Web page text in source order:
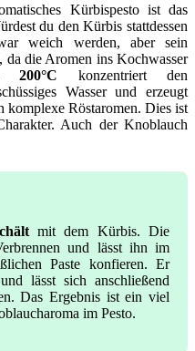
Kürbispesto ist das
du den Kürbis stattdessen
weich werden, aber sein
da die Aromen ins Kochwasser
200°C konzentriert den
Wasser und erzeugt
komplexe Röstaromen. Dies ist
Auch der Knoblauch
mit dem Kürbis. Die
und lässt ihn im
Paste konfieren. Er
lässt sich anschließend
Das Ergebnis ist ein viel
im Pesto.